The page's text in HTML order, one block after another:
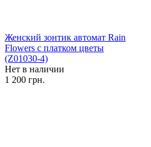
Женский зонтик автомат Rain
Flowers с платком цветы
(Z01030-4)
Нет в наличии
1 200 грн.